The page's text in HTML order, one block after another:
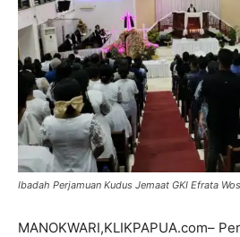
Ibadah Perjamuan Kudus Jemaat GKI Efrata
MANOKWARI,KLIKPAPUA.com–